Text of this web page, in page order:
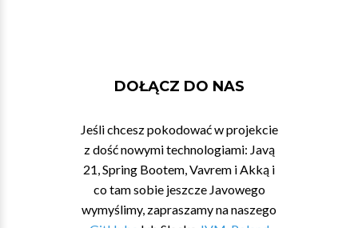
DOŁĄCZ DO NAS
Jeśli chcesz pokodować w projekcie
z dość nowymi technologiami: Javą
21, Spring Bootem, Vavrem i Akką i
co tam sobie jeszcze Javowego
wymyślimy, zapraszamy na naszego